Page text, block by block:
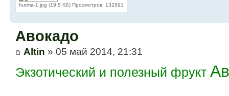
hurma-1.jpg (19.5 КБ) Просмотров: 132891
Авокадо
Altin » 05 май 2014, 21:31
Экзотический и полезный фрукт